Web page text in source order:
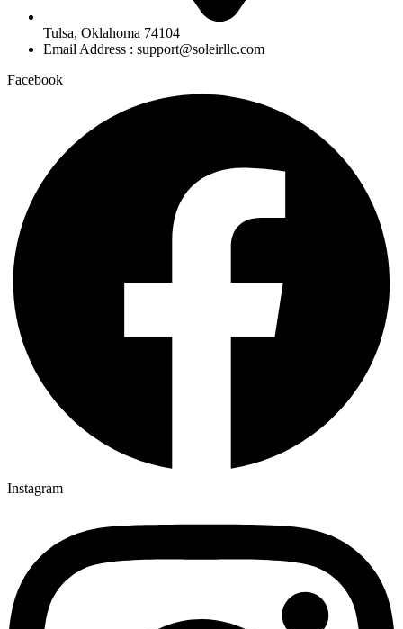
Tulsa, Oklahoma 74104
Email Address : support@soleirllc.com
Facebook
Instagram